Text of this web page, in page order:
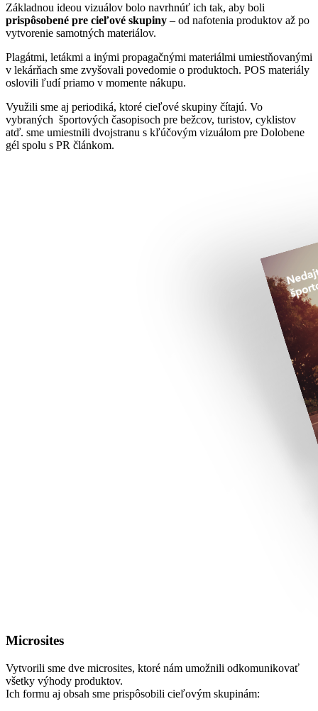
Základnou ideou vizuálov bolo navrhnúť ich tak, aby boli
prispôsobené pre cieľové skupiny – od nafotenia produktov až po
vytvorenie samotných materiálov.
Plagátmi, letákmi a inými propagačnými materiálmi umiestňovanými
v lekárňach sme zvyšovali povedomie o produktoch. POS materiály
oslovili ľudí priamo v momente nákupu.
Využili sme aj periodiká, ktoré cieľové skupiny čítajú. Vo
vybraných športových časopisoch pre bežcov, turistov, cyklistov
atď. sme umiestnili dvojstranu s kľúčovým vizuálom pre Dolobene
gél spolu s PR článkom.
Microsites
Vytvorili sme dve microsites, ktoré nám umožnili odkomunikovať
všetky výhody produktov.
Ich formu aj obsah sme prispôsobili cieľovým skupinám: